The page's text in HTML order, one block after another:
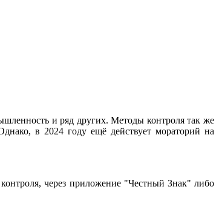
и ряд других. Методы контроля так же
в 2024 году ещё действует мораторий на
через приложение "Честный Знак" либо